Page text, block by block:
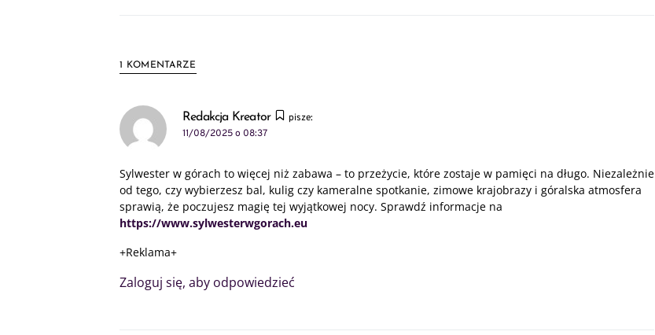
1 KOMENTARZE
Redakcja Kreator
pisze:
11/08/2025 o 08:37
Sylwester w górach to więcej niż zabawa – to przeżycie, które zostaje w pamięci na długo. Niezależnie
od tego, czy wybierzesz bal, kulig czy kameralne spotkanie, zimowe krajobrazy i góralska atmosfera
sprawią, że poczujesz magię tej wyjątkowej nocy. Sprawdź informacje na
https://www.sylwesterwgorach.eu
+Reklama+
Zaloguj się, aby odpowiedzieć